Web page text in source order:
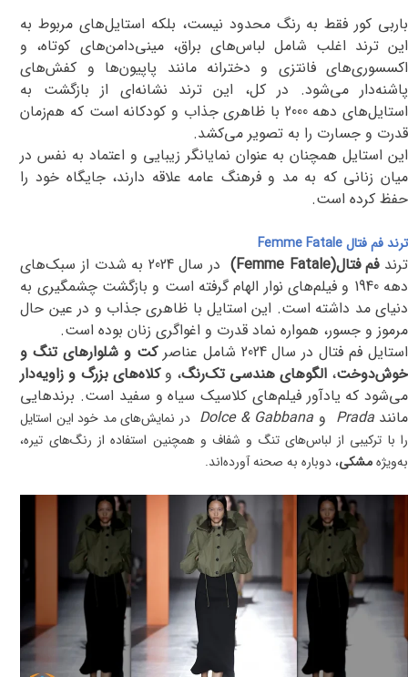
باربی کور فقط به رنگ محدود نیست، بلکه استایل‌های مربوط به
این ترند اغلب شامل لباس‌های براق، مینی‌دامن‌های کوتاه، و
اکسسوری‌های فانتزی و دخترانه مانند پاپیون‌ها و کفش‌های
پاشنه‌دار می‌شود. در کل، این ترند نشانه‌ای از بازگشت به
استایل‌های دهه 2000 با ظاهری جذاب و کودکانه است که هم‌زمان
قدرت و جسارت را به تصویر می‌کشد.
این استایل همچنان به عنوان نمایانگر زیبایی و اعتماد به نفس در
میان زنانی که به مد و فرهنگ عامه علاقه دارند، جایگاه خود را
حفظ کرده است.
ترند فم فتالFemme Fatale
ترندفم فتال(Femme Fatale)
در سال 2024 به شدت از سبک‌های
دهه 1940 و فیلم‌های نوار الهام گرفته است و بازگشت چشمگیری به
دنیای مد داشته است. این استایل با ظاهری جذاب و در عین حال
مرموز و جسور، همواره نماد قدرت و اغواگری زنان بوده است.
استایل فم فتال در سال 2024 شامل عناصر
کت و شلوارهای تنگ و
خوش‌دوخت،الگوهای هندسی تک‌رنگ، وکلاه‌های بزرگ و زاویه‌دار
می‌شود که یادآور فیلم‌های کلاسیک سیاه و سفید است. برندهایی
مانندPrada و Dolce & Gabbana در نمایش‌های مد خود این استایل
را با ترکیبی از لباس‌های تنگ و شفاف و همچنین استفاده از رنگ‌های تیره،
به‌ویژهمشکی، دوباره به صحنه آورده‌اند​.